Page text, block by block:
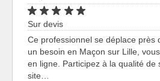
Sur devis
Ce professionnel se déplace près
un besoin en Maçon sur Lille,
en ligne. Participez à la qualité de
site…